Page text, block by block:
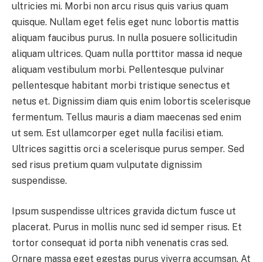
ultricies mi. Morbi non arcu risus quis varius quam
quisque. Nullam eget felis eget nunc lobortis mattis
aliquam faucibus purus. In nulla posuere sollicitudin
aliquam ultrices. Quam nulla porttitor massa id neque
aliquam vestibulum morbi. Pellentesque pulvinar
pellentesque habitant morbi tristique senectus et
netus et. Dignissim diam quis enim lobortis scelerisque
fermentum. Tellus mauris a diam maecenas sed enim
ut sem. Est ullamcorper eget nulla facilisi etiam.
Ultrices sagittis orci a scelerisque purus semper. Sed
sed risus pretium quam vulputate dignissim
suspendisse.
Ipsum suspendisse ultrices gravida dictum fusce ut
placerat. Purus in mollis nunc sed id semper risus. Et
tortor consequat id porta nibh venenatis cras sed.
Ornare massa eget egestas purus viverra accumsan. At